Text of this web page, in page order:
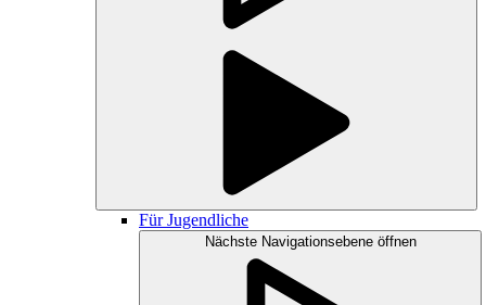
Für Jugendliche
Nächste Navigationsebene öffnen